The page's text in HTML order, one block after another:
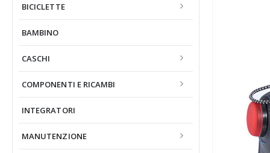
BICICLETTE
BAMBINO
CASCHI
COMPONENTI E RICAMBI
INTEGRATORI
MANUTENZIONE